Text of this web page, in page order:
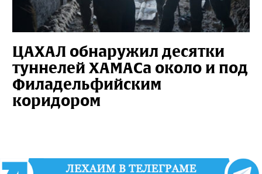
ЦАХАЛ обнаружил десятки
туннелей ХАМАСа около и под
Филадельфийским
коридором